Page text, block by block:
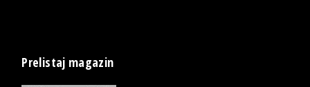
Prelistaj magazin